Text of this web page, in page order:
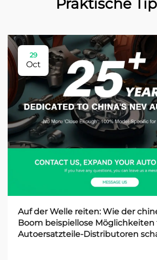
Praktische
29
Oct
Auf der Welle reiten: Wie der
Boom beispiellose Möglichkeiten
Autoersatzteile-Distributoren